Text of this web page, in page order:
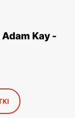
Kay -